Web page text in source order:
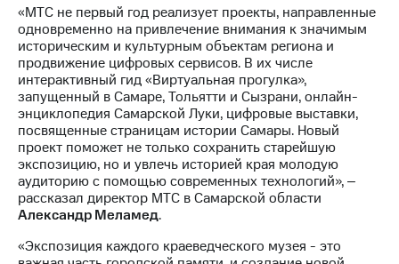
Дивиденды
Рынок
облигаций
Описание
Еврооблигации-2023
Уведомление
о
погашении
именных
облигаций
Другое
Реквизиты
«МТС не первый год реализует проекты, направленные
одновременно на привлечение внимания к значимым
историческим и культурным объектам региона и
продвижение цифровых сервисов. В их числе
интерактивный гид «Виртуальная прогулка»,
запущенный в Самаре, Тольятти и Сызрани, онлайн-
энциклопедия Самарской Луки, цифровые выставки,
посвященные страницам истории Самары. Новый
проект поможет не только сохранить старейшую
экспозицию, но и увлечь историей края молодую
аудиторию с помощью современных технологий», ‒
рассказал директор МТС в Самарской области
Александр Меламед.
«Экспозиция каждого краеведческого музея - это